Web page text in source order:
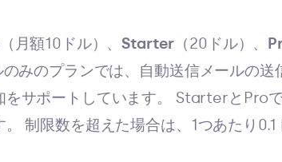
（月額10ドル）、Starter （20ドル）、
のみのプランでは、自動送信メールの
をサポートしています。 StarterとPro
。 制限数を超えた場合は、1つあたり